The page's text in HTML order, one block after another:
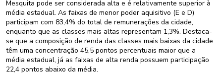
Mesquita pode ser considerada alta e é relativamente superior à
média estadual. As faixas de menor poder aquisitivo (E e D)
participam com 83,4% do total de remunerações da cidade,
enquanto que as classes mais altas representam 1,3%. Destaca-
se que a composição de renda das classes mais baixas da cidade
têm uma concentração 45,5 pontos percentuais maior que a
média estadual, já as faixas de alta renda possuem participação
22,4 pontos abaixo da média.